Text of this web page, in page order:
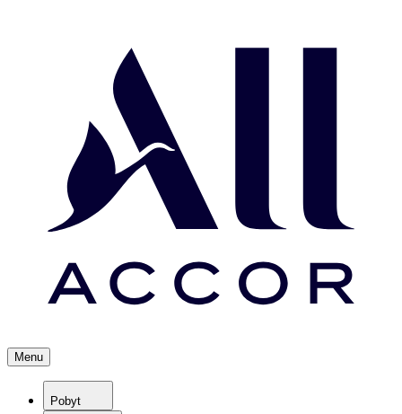
Menu
Pobyt